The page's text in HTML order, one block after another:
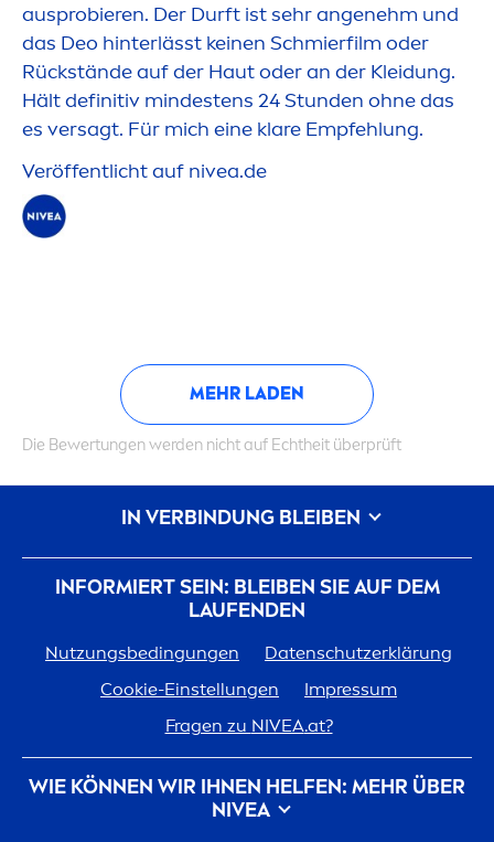
ausprobieren. Der Durft ist sehr angenehm und
das Deo hinterlässt keinen Schmierfilm oder
Rückstände auf der Haut oder an der Kleidung.
Hält definitiv mindestens 24 Stunden ohne das
es versagt. Für mich eine klare Empfehlung.
Veröffentlicht auf nivea.de
MEHR LADEN
Die Bewertungen werden nicht auf Echtheit überprüft
INFORMIERT SEIN: BLEIBEN SIE AUF DEM
LAUFENDEN
Nutzungsbedingungen
Datenschutzerklärung
Cookie-Einstellungen
Impressum
Fragen zu NIVEA.at?
WIE KÖNNEN WIR IHNEN HELFEN: MEHR ÜBER
NIVEA
IN VERBINDUNG BLEIBEN